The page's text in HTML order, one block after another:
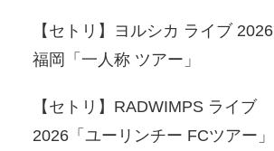
【セトリ】ヨルシカ ライブ 2026
福岡「一人称 ツアー」
【セトリ】RADWIMPS ライブ
2026「ユーリンチー FCツアー」